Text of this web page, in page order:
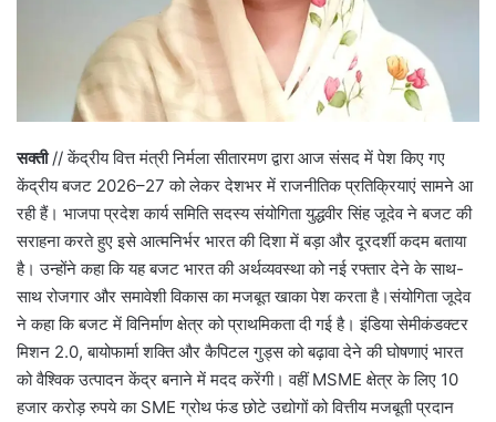
सक्ती// केंद्रीय वित्त मंत्री निर्मला सीतारमण द्वारा आज संसद में पेश किए गए
केंद्रीय बजट 2026–27 को लेकर देशभर में राजनीतिक प्रतिक्रियाएं सामने आ
रही हैं। भाजपा प्रदेश कार्य समिति सदस्य संयोगिता युद्धवीर सिंह जूदेव ने बजट की
सराहना करते हुए इसे आत्मनिर्भर भारत की दिशा में बड़ा और दूरदर्शी कदम बताया
है। उन्होंने कहा कि यह बजट भारत की अर्थव्यवस्था को नई रफ्तार देने के साथ-
साथ रोजगार और समावेशी विकास का मजबूत खाका पेश करता है।संयोगिता जूदेव
ने कहा कि बजट में विनिर्माण क्षेत्र को प्राथमिकता दी गई है। इंडिया सेमीकंडक्टर
मिशन 2.0, बायोफार्मा शक्ति और कैपिटल गुड्स को बढ़ावा देने की घोषणाएं भारत
को वैश्विक उत्पादन केंद्र बनाने में मदद करेंगी। वहीं MSME क्षेत्र के लिए 10
हजार करोड़ रुपये का SME ग्रोथ फंड छोटे उद्योगों को वित्तीय मजबूती प्रदान